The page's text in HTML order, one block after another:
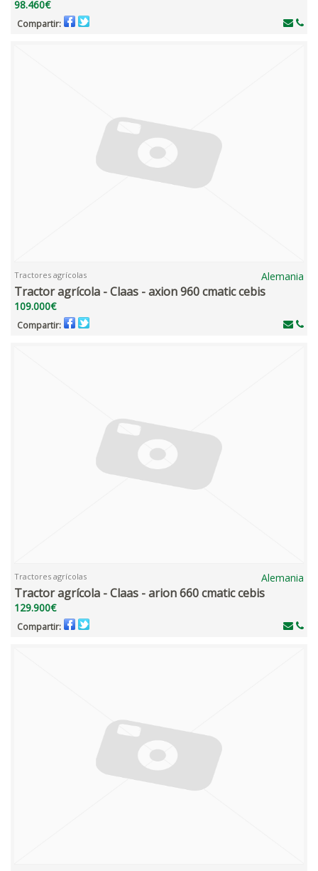
98.460€
Compartir:
Tractores agrícolas Alemania
Tractor agrícola - Claas - axion 960 cmatic cebis
109.000€
Compartir:
Tractores agrícolas Alemania
Tractor agrícola - Claas - arion 660 cmatic cebis
129.900€
Compartir: